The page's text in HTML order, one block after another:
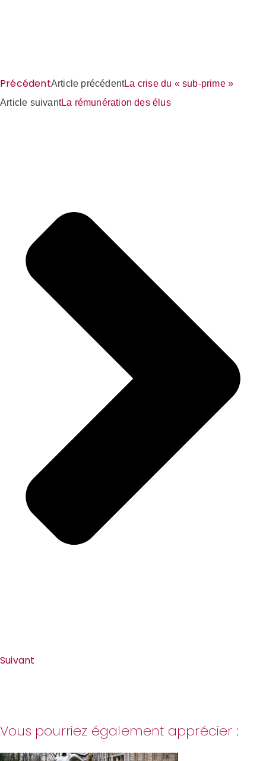
PrécédentArticle précédentLa crise du « sub-prime »
Article suivantLa rémunération des élus
Suivant
Vous pourriez également apprécier :